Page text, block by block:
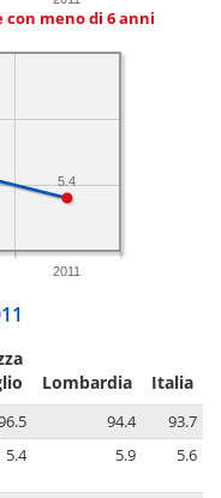
meno di 6 anni
2011
5.4
Lombardia Italia
94.4
93.7
5.4 5.9 5.6